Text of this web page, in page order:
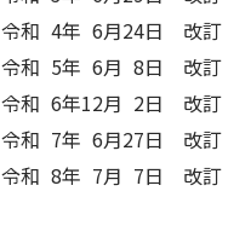
令和 04年 06月24日 改訂
令和 5年 06月 08日 改訂
令和 06年12月 2日 改訂
令和 7年 06月27日 改訂
令和 08年 7月 7日 改訂